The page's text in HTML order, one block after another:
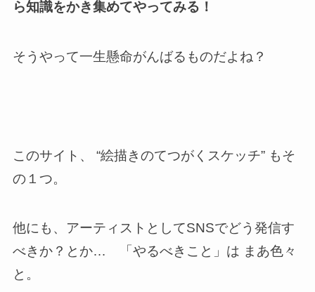
ら知識をかき集めてやってみる！
そうやって一生懸命がんばるものだよね？
このサイト、 “絵描きのてつがくスケッチ” もそ
の１つ。
他にも、アーティストとしてSNSでどう発信す
べきか？とか… 「やるべきこと」は まあ色々
と。